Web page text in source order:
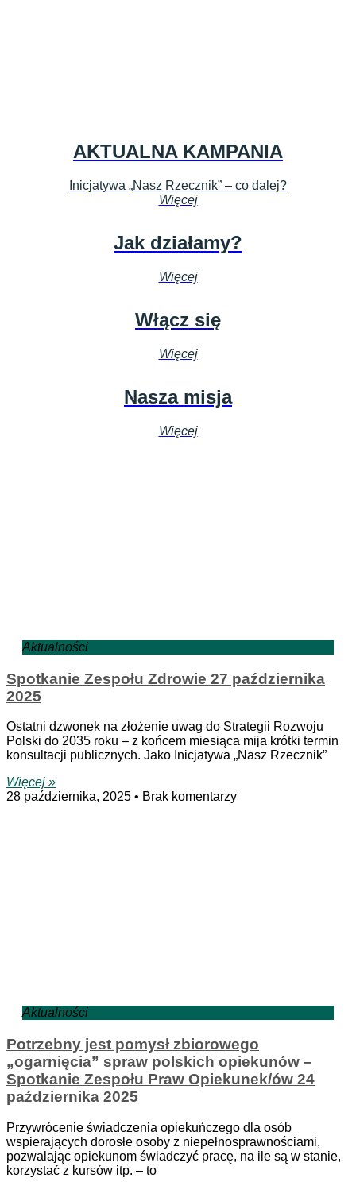
AKTUALNA KAMPANIA
Inicjatywa „Nasz Rzecznik” – co dalej?
Więcej
Jak działamy?
Więcej
Włącz się
Więcej
Nasza misja
Więcej
Aktualności
Spotkanie Zespołu Zdrowie 27 października
2025
Ostatni dzwonek na złożenie uwag do Strategii Rozwoju
Polski do 2035 roku – z końcem miesiąca mija krótki termin
konsultacji publicznych. Jako Inicjatywa „Nasz Rzecznik”
Więcej »
28 października, 2025
Brak komentarzy
Aktualności
Potrzebny jest pomysł zbiorowego
„ogarnięcia” spraw polskich opiekunów –
Spotkanie Zespołu Praw Opiekunek/ów 24
października 2025
Przywrócenie świadczenia opiekuńczego dla osób
wspierających dorosłe osoby z niepełnosprawnościami,
pozwalając opiekunom świadczyć pracę, na ile są w stanie,
korzystać z kursów itp. – to